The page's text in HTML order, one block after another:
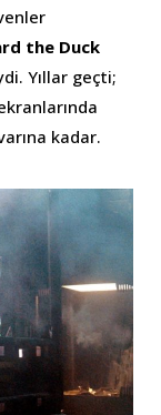
the Duck
Yıllar geçti;
kadar.